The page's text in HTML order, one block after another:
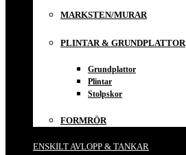
MARKSTEN/MURAR
PLINTAR & GRUNDPLATTOR
Grundplattor
Plintar
Stolpskor
FORMRÖR
ENSKILT AVLOPP & TANKAR